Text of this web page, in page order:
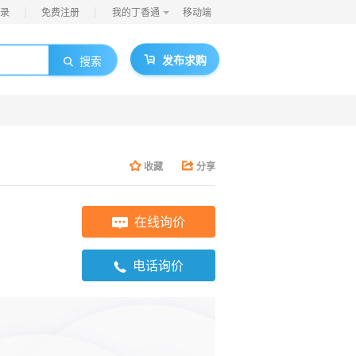
免费注册 我的丁香通 移动端
搜索 发布求购
收藏 分享
在线询价
电话询价